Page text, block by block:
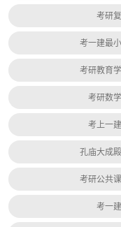
考研
考一建最
考研教育
考研数
考上一
孔庙大成
考研公共
考一